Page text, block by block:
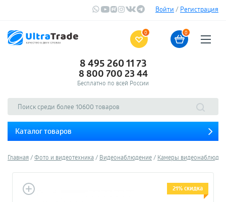
Войти / Регистрация
0 0
8 495 260 11 73
8 800 700 23 44
Бесплатно по всей России
Каталог товаров
Главная Фото и видеотехника Видеонаблюдение Камеры
21% скидка